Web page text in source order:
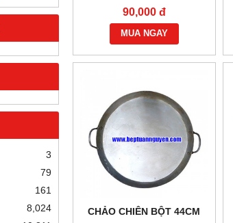
3
79
161
8,024
90,000 đ
MUA NGAY
CHẢO CHIÊN BỘT 44CM